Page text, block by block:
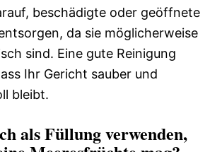
beschädigte oder geöffnete
da sie möglicherweise
sind. Eine gute Reinigung
Ihr Gericht sauber und
bleibt.
als Füllung verwenden,